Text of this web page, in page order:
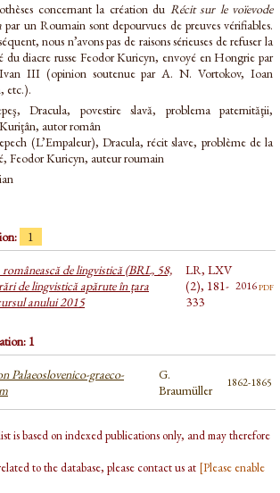
concernant la création du Récit sur le voïevode
par un Roumain sont depourvues de preuves vérifiables.
nous n’avons pas de raisons sérieuses de refuser la
du diacre russe Feodor Kuricyn, envoyé en Hongrie par
III (opinion soutenue par A. N. Vortokov, Ioan
etc.).
Dracula, povestire slavă, problema paternităţii,
autor român
(L’Empaleur), Dracula, récit slave, problème de la
Feodor Kuricyn, auteur roumain
1
de lingvistică (BRL, 58,
de lingvistică apărute în țara
anului 2015
LR, LXV
(2), 181-
333
2016pdf
1
Palaeoslovenico-graeco-
G.
Braumüller
1862-1865
is based on indexed publications only, and may therefore
to the database, please contact us at [Please enable